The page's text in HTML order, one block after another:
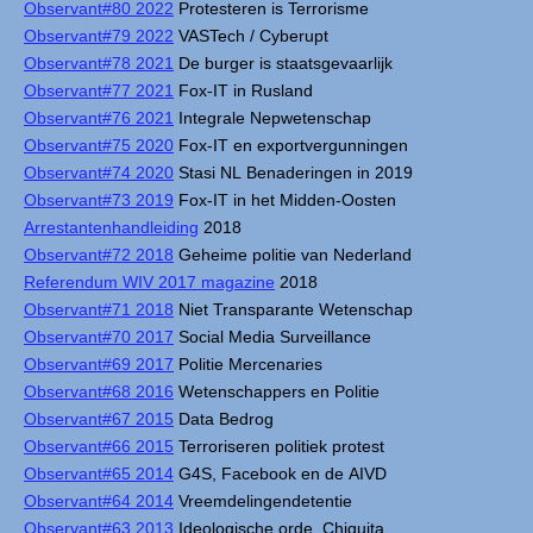
Observant#80 2022 Protesteren is Terrorisme
Observant#79 2022 VASTech / Cyberupt
Observant#78 2021 De burger is staatsgevaarlijk
Observant#77 2021 Fox-IT in Rusland
Observant#76 2021 Integrale Nepwetenschap
Observant#75 2020 Fox-IT en exportvergunningen
Observant#74 2020 Stasi NL Benaderingen in 2019
Observant#73 2019 Fox-IT in het Midden-Oosten
Arrestantenhandleiding 2018
Observant#72 2018 Geheime politie van Nederland
Referendum WIV 2017 magazine 2018
Observant#71 2018 Niet Transparante Wetenschap
Observant#70 2017 Social Media Surveillance
Observant#69 2017 Politie Mercenaries
Observant#68 2016 Wetenschappers en Politie
Observant#67 2015 Data Bedrog
Observant#66 2015 Terroriseren politiek protest
Observant#65 2014 G4S, Facebook en de AIVD
Observant#64 2014 Vreemdelingendetentie
Observant#63 2013 Ideologische orde, Chiquita